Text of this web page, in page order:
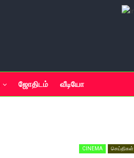
ஜோதிடம் வீடியோ
CINEMA செய்திகள்